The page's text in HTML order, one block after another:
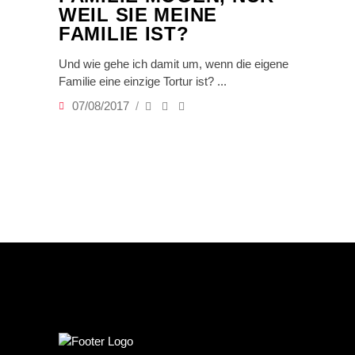
WEIL SIE MEINE
FAMILIE IST?
Und wie gehe ich damit um, wenn die eigene
Familie eine einzige Tortur ist?
07/08/2017